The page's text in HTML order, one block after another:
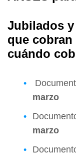
Jubilados y
que
cuándo
marzo
marzo